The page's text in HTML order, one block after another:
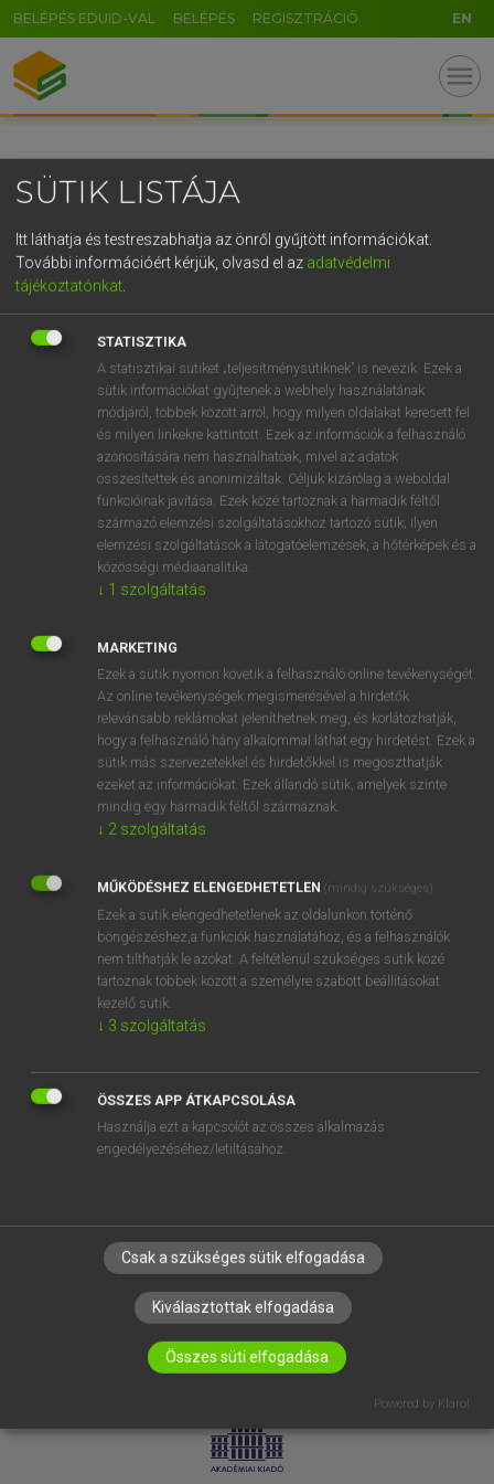
BELÉPÉS EDUID-VAL BELÉPÉS REGISZTRÁCIÓ EN
menu
OOOOPS!
SZOTAR.NET APPLIKÁCIÓ
MICROSOFT OFFICE BŐVÍTMÉNY
BEÉPÜLŐ SZÓTÁRMODUL
ONLINE NYELVVIZSGA
EGYÉNI FELHASZNÁLÓKNAK
TANULÓKNAK
OKTATÁSI INTÉZMÉNYEKNEK
VÁLLALATI MEGOLDÁSOK
RÓLUNK
ELÉRHETŐSÉG
SÜTI BEÁLLÍTÁSOK
LICENCSZERZŐDÉS ADATVÉDELEM
SÜTIK LISTÁJA
Itt láthatja és testreszabhatja az önről gyűjtött információkat.
További információért kérjük, olvasd el az adatvédelmi
tájékoztatónkat
STATISZTIKA
A statisztikai sütiket „teljesítménysütiknek” is nevezik. Ezek a
sütik információkat gyűjtenek a webhely használatának
módjáról, többek között arról, hogy milyen oldalakat keresett fel
és milyen linkekre kattintott. Ezek az információk a felhasználó
azonosítására nem használhatóak, mivel az adatok
összesítettek és anonimizáltak. Céljuk kizárólag a weboldal
funkcióinak javítása. Ezek közé tartoznak a harmadik féltől
származó elemzési szolgáltatásokhoz tartozó sütik; ilyen
elemzési szolgáltatások a látogatóelemzések, a hőtérképek és a
közösségi médiaanalitika.
↓ 1 szolgáltatás
MARKETING
Ezek a sütik nyomon követik a felhasználó online tevékenységét.
Az online tevékenységek megismerésével a hirdetők
relevánsabb reklámokat jeleníthetnek meg, és korlátozhatják,
hogy a felhasználó hány alkalommal láthat egy hirdetést. Ezek a
sütik más szervezetekkel és hirdetőkkel is megoszthatják
ezeket az információkat. Ezek állandó sütik, amelyek szinte
mindig egy harmadik féltől származnak.
↓ 2 szolgáltatás
MŰKÖDÉSHEZ ELENGEDHETETLEN (mindig szükséges)
Ezek a sütik elengedhetetlenek az oldalunkon történő
böngészéshez,a funkciók használatához, és a felhasználók
nem tilthatják le azokat. A feltétlenül szükséges sütik közé
tartoznak többek között a személyre szabott beállításokat
kezelő sütik.
↓ 3 szolgáltatás
ÖSSZES APP ÁTKAPCSOLÁSA
Használja ezt a kapcsolót az összes alkalmazás
engedélyezéséhez/letiltásához.
Csak a szükséges sütik elfogadása
Kiválasztottak elfogadása
Összes süti elfogadása
Powered by Klaro!
GR
5
g h k l
v b n m , . - AltGr